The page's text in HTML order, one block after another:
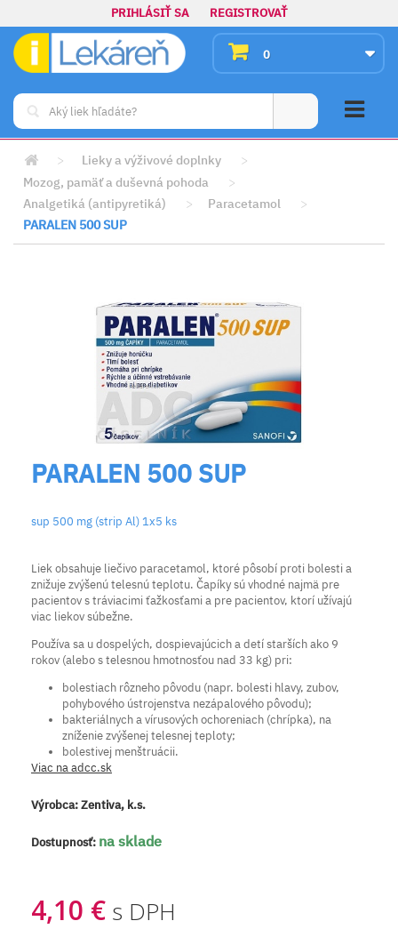
PRIHLÁSIŤ SA REGISTROVAŤ
0
> Lieky a výživové doplnky
>
Mozog, pamäť a duševná pohoda
>
Analgetiká (antipyretiká)
> Paracetamol
>
PARALEN 500 SUP
PARALEN 500 SUP
sup 500 mg (strip Al) 1x5 ks
Liek obsahuje liečivo paracetamol, ktoré pôsobí proti bolesti a
znižuje zvýšenú telesnú teplotu. Čapíky sú vhodné najmä pre
pacientov s tráviacimi ťažkosťami a pre pacientov, ktorí užívajú
viac liekov súbežne.
Používa sa u dospelých, dospievajúcich a detí starších ako 9
rokov (alebo s telesnou hmotnosťou nad 33 kg) pri:
bolestiach rôzneho pôvodu (napr. bolesti hlavy, zubov,
pohybového ústrojenstva nezápalového pôvodu);
bakteriálnych a vírusových ochoreniach (chrípka), na
zníženie zvýšenej telesnej teploty;
bolestivej menštruácii.
Viac na adcc.sk
Výrobca:Zentiva, k.s.
Dostupnosť: na sklade
4,10 € s DPH